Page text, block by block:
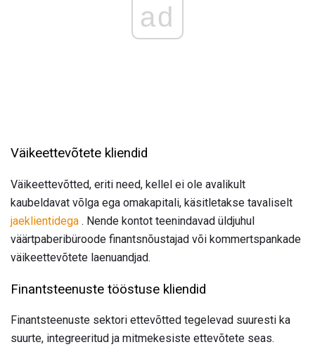
ad
Väikeettevõtete kliendid
Väikeettevõtted, eriti need, kellel ei ole avalikult
kaubeldavat võlga ega omakapitali, käsitletakse tavaliselt
jaeklientidega . Nende kontot teenindavad üldjuhul
väärtpaberibüroode finantsnõustajad või kommertspankade
väikeettevõtete laenuandjad.
Finantsteenuste tööstuse kliendid
Finantsteenuste sektori ettevõtted tegelevad suuresti ka
suurte, integreeritud ja mitmekesiste ettevõtete seas.